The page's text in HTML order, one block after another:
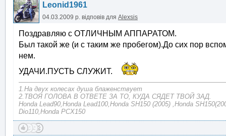
Leonid1961
04.03.2009 р. відповів для Alexsis
Поздравляю с ОТЛИЧНЫМ АППАРАТОМ.
Был такой же (и с таким же пробегом).До сих пор
нем.
УДАЧИ.ПУСТЬ СЛУЖИТ.
1.На двух колесах душа блаженствует
2.ТВОЯ ГОЛОВА В ОТВЕТЕ ЗА ТО, КУДА СЯДЕТ ТВОЙ ЗАД.
Honda Lead90,Honda Lead100,Honda SH150 (2005) ,Honda
Dio110,Honda PCX150